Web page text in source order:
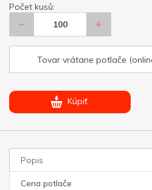
Počet kusů:
Tovar vrátane potlače
Kúpiť
Popis
Cena potlače